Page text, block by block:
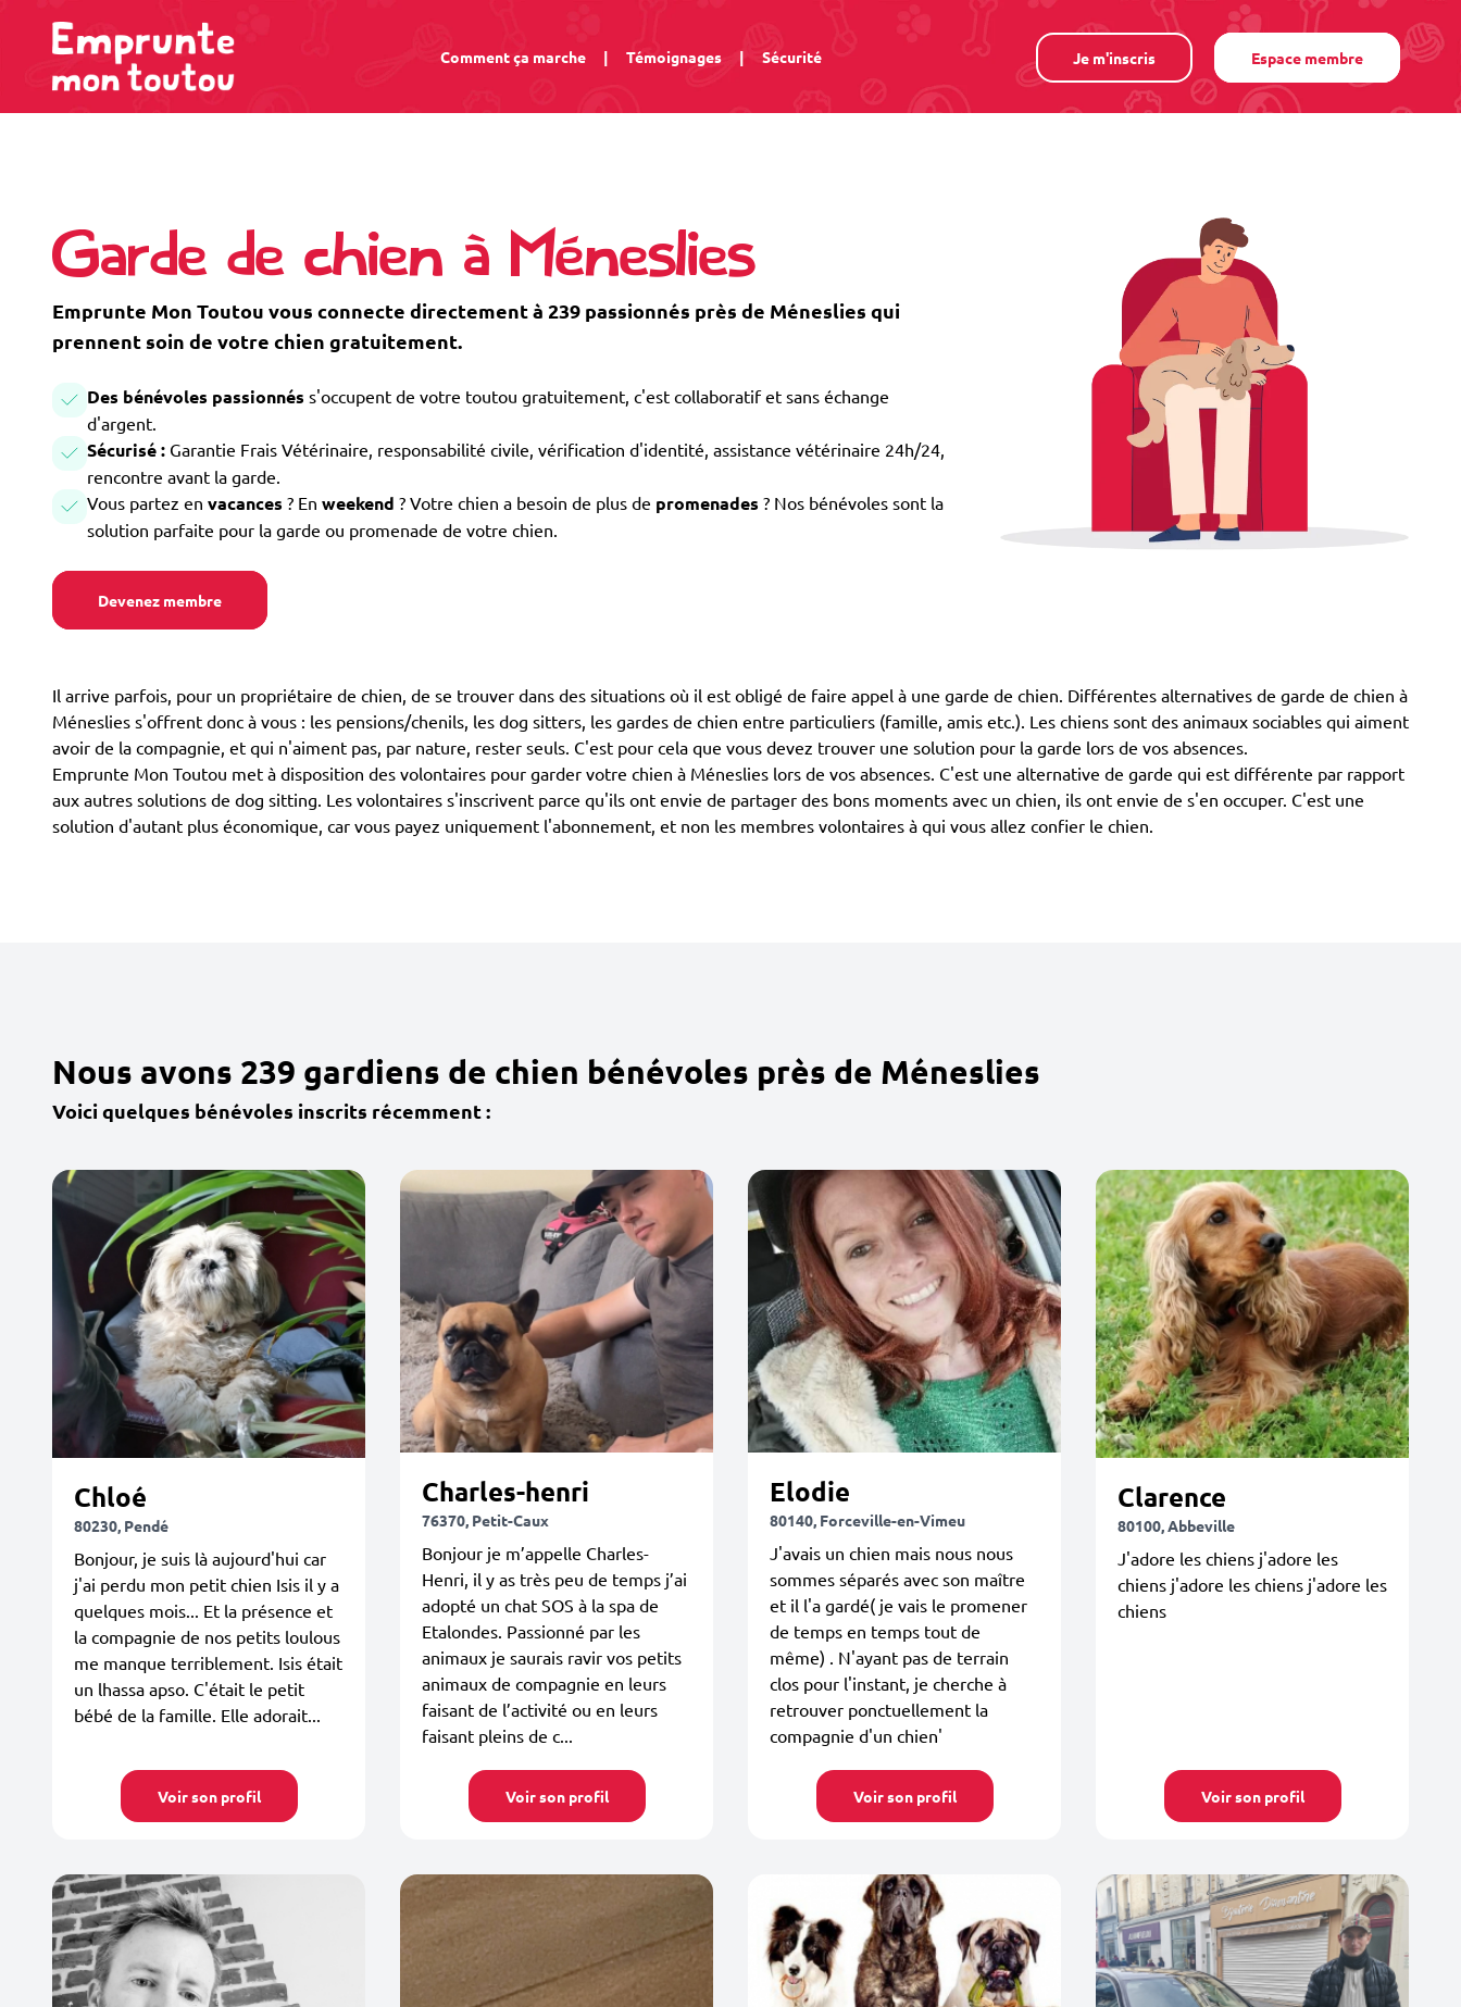
Comment ça marche | Témoignages | Sécurité Je m'inscris Espace membre
Garde de chien à Méneslies
Emprunte Mon Toutou vous connecte directement à 239 passionnés près de Méneslies qui
prennent soin de votre chien gratuitement.
Des bénévoles passionnés s'occupent de votre toutou gratuitement, c'est collaboratif et sans échange
d'argent.
Sécurisé : Garantie Frais Vétérinaire, responsabilité civile, vérification d'identité, assistance vétérinaire 24h/24,
rencontre avant la garde.
Vous partez en vacances ? En weekend ? Votre chien a besoin de plus de promenades ? Nos bénévoles sont la
solution parfaite pour la garde ou promenade de votre chien.
Devenez membre
Il arrive parfois, pour un propriétaire de chien, de se trouver dans des situations où il est obligé de faire appel à une garde de chien. Différentes alternatives de garde de chien à
Méneslies s'offrent donc à vous : les pensions/chenils, les dog sitters, les gardes de chien entre particuliers (famille, amis etc.). Les chiens sont des animaux sociables qui aiment
avoir de la compagnie, et qui n'aiment pas, par nature, rester seuls. C'est pour cela que vous devez trouver une solution pour la garde lors de vos absences.
Emprunte Mon Toutou met à disposition des volontaires pour garder votre chien à Méneslies lors de vos absences. C'est une alternative de garde qui est différente par rapport
aux autres solutions de dog sitting. Les volontaires s'inscrivent parce qu'ils ont envie de partager des bons moments avec un chien, ils ont envie de s'en occuper. C'est une
solution d'autant plus économique, car vous payez uniquement l'abonnement, et non les membres volontaires à qui vous allez confier le chien.
Nous avons 239 gardiens de chien bénévoles près de Méneslies
Voici quelques bénévoles inscrits récemment :
Chloé
80230, Pendé
Bonjour, je suis là aujourd'hui car
j'ai perdu mon petit chien Isis il y a
quelques mois... Et la présence et
la compagnie de nos petits loulous
me manque terriblement. Isis était
un lhassa apso. C'était le petit
bébé de la famille. Elle adorait...
Voir son profil
Charles-henri
76370, Petit-Caux
Bonjour je m’appelle Charles-
Henri, il y as très peu de temps j’ai
adopté un chat SOS à la spa de
Etalondes. Passionné par les
animaux je saurais ravir vos petits
animaux de compagnie en leurs
faisant de l’activité ou en leurs
faisant pleins de c...
Voir son profil
Elodie
80140, Forceville-en-Vimeu
J'avais un chien mais nous nous
sommes séparés avec son maître
et il l'a gardé( je vais le promener
de temps en temps tout de
même) . N'ayant pas de terrain
clos pour l'instant, je cherche à
retrouver ponctuellement la
compagnie d'un chien'
Voir son profil
Clarence
80100, Abbeville
J'adore les chiens j'adore les
chiens j'adore les chiens j'adore les
chiens
Voir son profil